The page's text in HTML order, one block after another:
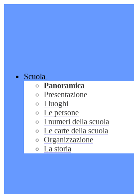
Scuola
Panoramica
Presentazione
I luoghi
Le persone
I numeri della scuola
Le carte della scuola
Organizzazione
La storia